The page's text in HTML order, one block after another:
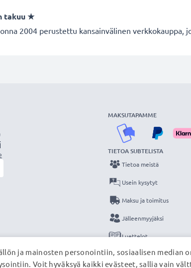
takuu★
2004 perustettu kansainvälinen
MAKSUTAPAMME
TIETOA SUBTELISTA
Tietoa meistä
Usein kysytyt
Maksu ja toimitus
Jälleenmyyjäksi
Luettelot
Yhteys
ja mainosten personointiin, sosiaalisen median
Voit hyväksyä kaikki evästeet, sallia vain